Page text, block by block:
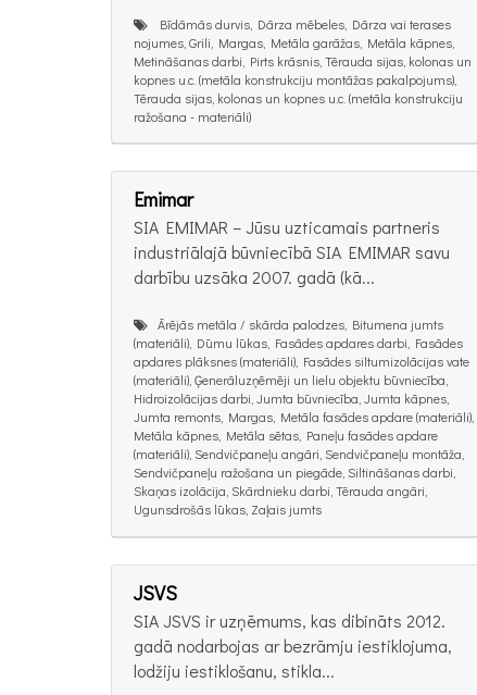
Bīdāmās durvis, Dārza mēbeles, Dārza vai terases
nojumes, Grili, Margas, Metāla garāžas, Metāla kāpnes,
Metināšanas darbi, Pirts krāsnis, Tērauda sijas, kolonas un
kopnes u.c. (metāla konstrukciju montāžas pakalpojums),
Tērauda sijas, kolonas un kopnes u.c. (metāla konstrukciju
ražošana - materiāli)
Emimar
SIA EMIMAR – Jūsu uzticamais partneris
industriālajā būvniecībā SIA EMIMAR savu
darbību uzsāka 2007. gadā (kā...
Ārējās metāla / skārda palodzes, Bitumena jumts
(materiāli), Dūmu lūkas, Fasādes apdares darbi, Fasādes
apdares plāksnes (materiāli), Fasādes siltumizolācijas vate
(materiāli), Ģenerāluzņēmēji un lielu objektu būvniecība,
Hidroizolācijas darbi, Jumta būvniecība, Jumta kāpnes,
Jumta remonts, Margas, Metāla fasādes apdare (materiāli),
Metāla kāpnes, Metāla sētas, Paneļu fasādes apdare
(materiāli), Sendvičpaneļu angāri, Sendvičpaneļu montāža,
Sendvičpaneļu ražošana un piegāde, Siltināšanas darbi,
Skaņas izolācija, Skārdnieku darbi, Tērauda angāri,
Ugunsdrošās lūkas, Zaļais jumts
JSVS
SIA JSVS ir uzņēmums, kas dibināts 2012.
gadā nodarbojas ar bezrāmju iestiklojuma,
lodžiju iestiklošanu, stikla...